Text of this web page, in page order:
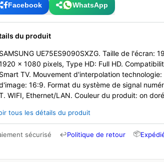
Facebook WhatsApp
du produit
SAMSUNG UE75ES9090SXZG. Taille de l'écran:
x 1080 pixels, Type HD: Full HD.
Smart TV. Mouvement d'interpolation
16:9. Format du système de signal
WIFI, Ethernet/LAN. Couleur du produit: on
tous les détails du produit
sécurisé ↩Politique de retour 📦